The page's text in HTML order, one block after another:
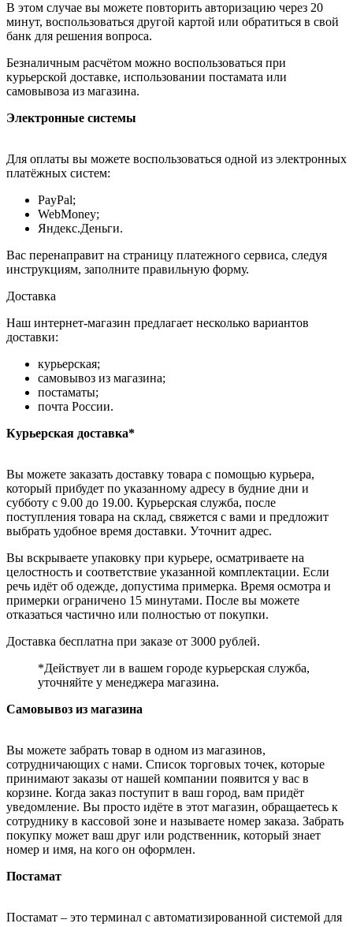
В этом случае вы можете повторить авторизацию через 20
минут, воспользоваться другой картой или обратиться в свой
банк для решения вопроса.
Безналичным расчётом можно воспользоваться при
курьерской доставке, использовании постамата или
самовывоза из магазина.
Электронные системы
Для оплаты вы можете воспользоваться одной из электронных
платёжных систем:
PayPal;
WebMoney;
Яндекс.Деньги.
Вас перенаправит на страницу платежного сервиса, следуя
инструкциям, заполните правильную форму.
Доставка
Наш интернет-магазин предлагает несколько вариантов
доставки:
курьерская;
самовывоз из магазина;
постаматы;
почта России.
Курьерская доставка*
Вы можете заказать доставку товара с помощью курьера,
который прибудет по указанному адресу в будние дни и
субботу с 9.00 до 19.00. Курьерская служба, после
поступления товара на склад, свяжется с вами и предложит
выбрать удобное время доставки. Уточнит адрес.
Вы вскрываете упаковку при курьере, осматриваете на
целостность и соответствие указанной комплектации. Если
речь идёт об одежде, допустима примерка. Время осмотра и
примерки ограничено 15 минутами. После вы можете
отказаться частично или полностью от покупки.
Доставка бесплатна при заказе от 3000 рублей.
*Действует ли в вашем городе курьерская служба,
уточняйте у менеджера магазина.
Самовывоз из магазина
Вы можете забрать товар в одном из магазинов,
сотрудничающих с нами. Список торговых точек, которые
принимают заказы от нашей компании появится у вас в
корзине. Когда заказ поступит в ваш город, вам придёт
уведомление. Вы просто идёте в этот магазин, обращаетесь к
сотруднику в кассовой зоне и называете номер заказа. Забрать
покупку может ваш друг или родственник, который знает
номер и имя, на кого он оформлен.
Постамат
Постамат – это терминал с автоматизированной системой для